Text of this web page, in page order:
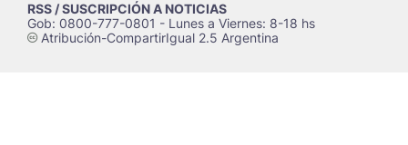
RSS / SUSCRIPCIÓN A NOTICIAS
Gob: 0800-777-0801 - Lunes a Viernes: 8-18 hs
cAtribución-CompartirIgual 2.5 Argentina